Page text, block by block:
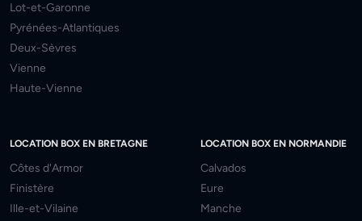
Lot-et-Garonne
Pyrénées-Atlantiques
Deux-Sèvres
Vienne
Haute-Vienne
LOCATION BOX EN BRETAGNE
Côtes d'Armor
Finistère
Ille-et-Vilaine
LOCATION BOX EN NORMANDIE
Calvados
Eure
Manche